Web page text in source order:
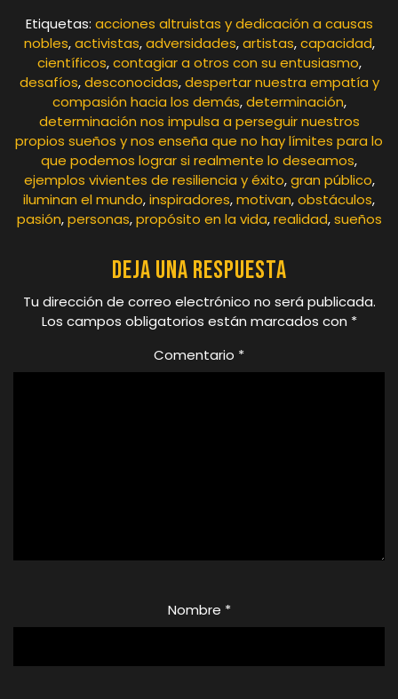
Etiquetas: acciones altruistas y dedicación a causas
nobles,activistas,adversidades,artistas,capacidad,
científicos,contagiar a otros con su entusiasmo,
desafíos,desconocidas,despertar nuestra empatía y
compasión hacia los demás,determinación,
determinación nos impulsa a perseguir nuestros
propios sueños y nos enseña que no hay límites para lo
que podemos lograr si realmente lo deseamos,
ejemplos vivientes de resiliencia y éxito,gran público,
iluminan el mundo,inspiradores,motivan,obstáculos,
pasión,personas,propósito en la vida,realidad,sueños
Deja una respuesta
Tu dirección de correo electrónico no será publicada.
Los campos obligatorios están marcados con *
Comentario *
Nombre *